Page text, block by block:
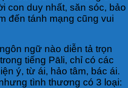
con duy nhất, săn sóc, bảo
đến tánh mạng cũng vui
ngữ nào diễn tả trọn
tiếng Pāli, chỉ có các
ý, từ ái, hảo tâm, bác ái.
tình thương có 3 loại: